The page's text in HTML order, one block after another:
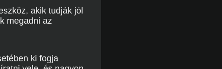
akik tudják jól
megadni az
ki fogja